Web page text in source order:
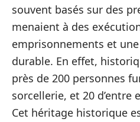
souvent basés sur des
menaient à des
emprisonnements et
durable. En effet,
près de 200 personnes
sorcellerie, et 20 d’entre
Cet héritage historique